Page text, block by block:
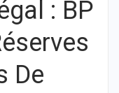
: BP
De